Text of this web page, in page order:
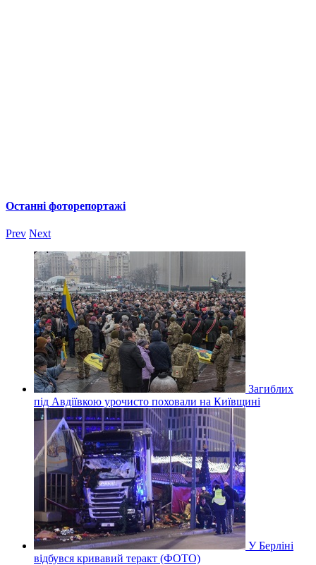
Останні фоторепортажі
Prev Next
Загиблих
під Авдіївкою урочисто поховали на Київщині
У Берліні
відбувся кривавий теракт (ФОТО)